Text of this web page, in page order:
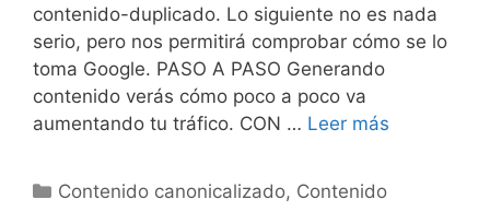
contenido-duplicado. Lo siguiente no es nada
serio, pero nos permitirá comprobar cómo se lo
toma Google. PASO A PASO Generando
contenido verás cómo poco a poco va
aumentando tu tráfico. CON … Leer más
Categorías
Contenido canonicalizado, Contenido